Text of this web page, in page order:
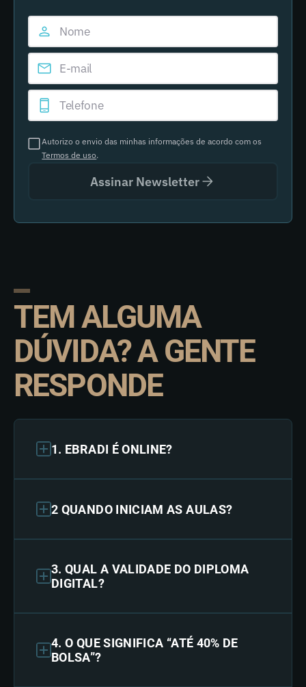
Autorizo o envio das minhas informações de acordo com os
Termos de uso.
Assinar Newsletter
TEM ALGUMA
DÚVIDA? A GENTE
RESPONDE
1. EBRADI É ONLINE?
2 QUANDO INICIAM AS AULAS?
3. QUAL A VALIDADE DO DIPLOMA
DIGITAL?
4. O QUE SIGNIFICA “ATÉ 40% DE
BOLSA”?